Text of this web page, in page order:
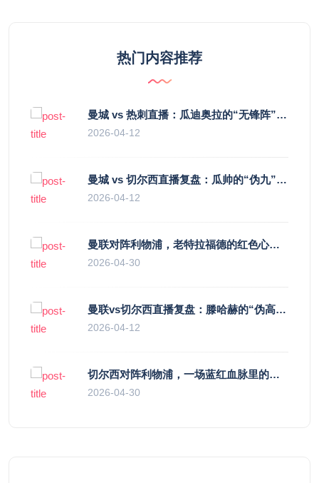
热门内容推荐
曼城 vs 热刺直播：瓜迪奥拉的“无锋阵”是天才设计还是自废武功？
2026-04-12
曼城 vs 切尔西直播复盘：瓜帅的“伪九”陷阱，如何绞杀蓝军的“三中卫”？
2026-04-12
曼联对阵利物浦，老特拉福德的红色心跳与蓝色暗涌
2026-04-30
曼联vs切尔西直播复盘：滕哈赫的“伪高位”与波切蒂诺的“无锋阵”，谁更拧巴？
2026-04-12
切尔西对阵利物浦，一场蓝红血脉里的恩怨与忠诚
2026-04-30